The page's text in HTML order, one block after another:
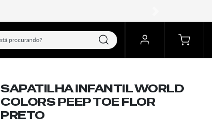
SAPATILHA INFANTIL WORLD
COLORS PEEP TOE FLOR
PRETO